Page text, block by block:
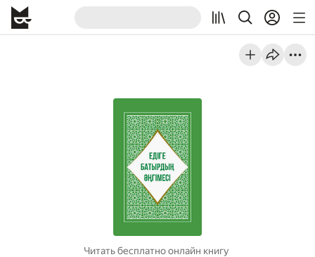
Читать бесплатно онлайн книгу